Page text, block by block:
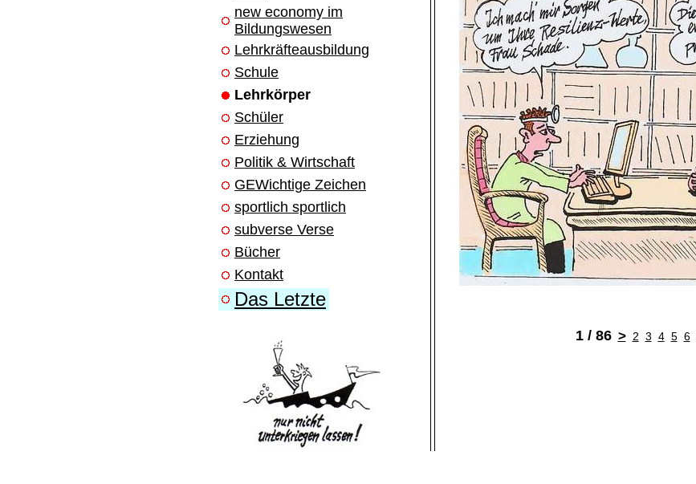
new economy im
Bildungswesen
Lehrkräfteausbildung
Schule
Lehrkörper
Schüler
Erziehung
Politik & Wirtschaft
GEWichtige Zeichen
sportlich sportlich
subverse Verse
Bücher
Kontakt
Das Letzte
1 / 86 > 2 3 4 5 6